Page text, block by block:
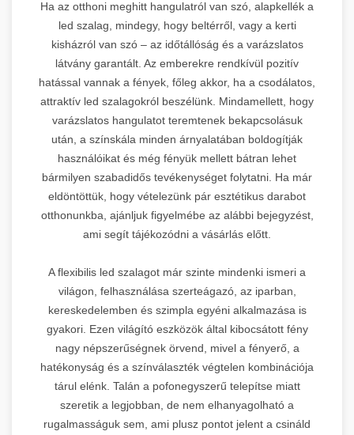
Ha az otthoni meghitt hangulatról van szó, alapkellék a
led szalag, mindegy, hogy beltérről, vagy a kerti
kisházról van szó – az időtállóság és a varázslatos
látvány garantált. Az emberekre rendkívül pozitív
hatással vannak a fények, főleg akkor, ha a csodálatos,
attraktív led szalagokról beszélünk. Mindamellett, hogy
varázslatos hangulatot teremtenek bekapcsolásuk
után, a színskála minden árnyalatában boldogítják
használóikat és még fényük mellett bátran lehet
bármilyen szabadidős tevékenységet folytatni. Ha már
eldöntöttük, hogy vételezünk pár esztétikus darabot
otthonunkba, ajánljuk figyelmébe az alábbi bejegyzést,
ami segít tájékozódni a vásárlás előtt.
A flexibilis led szalagot már szinte mindenki ismeri a
világon, felhasználása szerteágazó, az iparban,
kereskedelemben és szimpla egyéni alkalmazása is
gyakori. Ezen világító eszközök által kibocsátott fény
nagy népszerűségnek örvend, mivel a fényerő, a
hatékonyság és a színválaszték végtelen kombinációja
tárul elénk. Talán a pofonegyszerű telepítse miatt
szeretik a legjobban, de nem elhanyagolható a
rugalmasságuk sem, ami plusz pontot jelent a csináld